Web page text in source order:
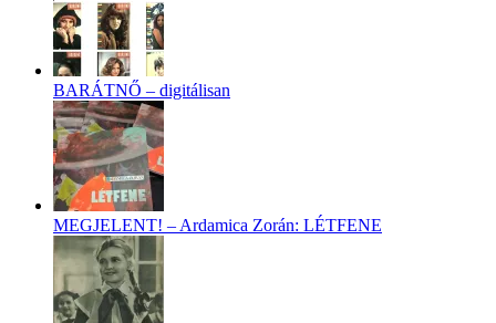
BARÁTNŐ – digitálisan
MEGJELENT! – Ardamica Zorán: LÉTFENE